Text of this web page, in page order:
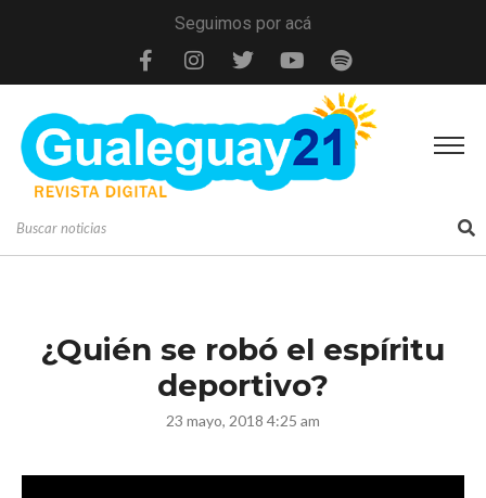
Seguimos por acá
¿Quién se robó el espíritu
deportivo?
23 mayo, 2018 4:25 am